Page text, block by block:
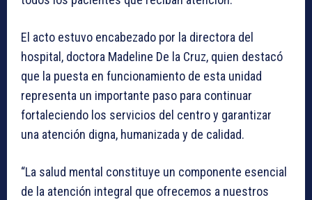
El acto estuvo encabezado por la directora del
hospital, doctora Madeline De la Cruz, quien destacó
que la puesta en funcionamiento de esta unidad
representa un importante paso para continuar
fortaleciendo los servicios del centro y garantizar
una atención digna, humanizada y de calidad.
“La salud mental constituye un componente esencial
de la atención integral que ofrecemos a nuestros